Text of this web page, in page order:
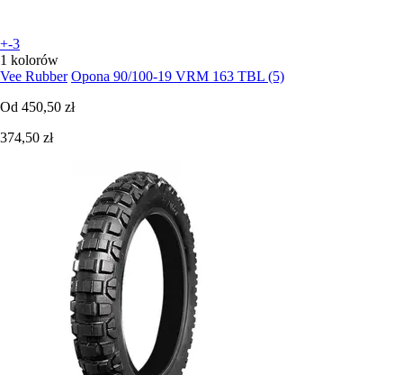
+-3
1 kolorów
Vee Rubber Opona 90/100-19 VRM 163 TBL (5)
Od 450,50 zł
374,50 zł